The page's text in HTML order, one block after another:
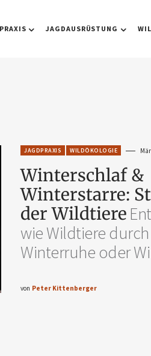
JAGDAUSRÜSTUNG
JAGDPRAXIS WILDÖKOLOGIE
Winterschlaf &
Winterstarre:
der Wildtiere
wie Wildtiere
Winterruhe oder
von Peter Kittenberger